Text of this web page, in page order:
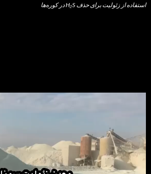
استفاده از زئولیت برای حذف H₂S در کوره‌ها